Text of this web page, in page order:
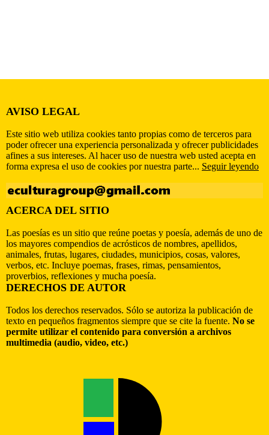
AVISO LEGAL
Este sitio web utiliza cookies tanto propias como de terceros para
poder ofrecer una experiencia personalizada y ofrecer publicidades
afines a sus intereses. Al hacer uso de nuestra web usted acepta en
forma expresa el uso de cookies por nuestra parte... Seguir leyendo
ACERCA DEL SITIO
Las poesías es un sitio que reúne poetas y poesía, además de uno de
los mayores compendios de acrósticos de nombres, apellidos,
animales, frutas, lugares, ciudades, municipios, cosas, valores,
verbos, etc. Incluye poemas, frases, rimas, pensamientos,
proverbios, reflexiones y mucha poesía.
DERECHOS DE AUTOR
Todos los derechos reservados. Sólo se autoriza la publicación de
texto en pequeños fragmentos siempre que se cite la fuente. No se
permite utilizar el contenido para conversión a archivos
multimedia (audio, video, etc.)